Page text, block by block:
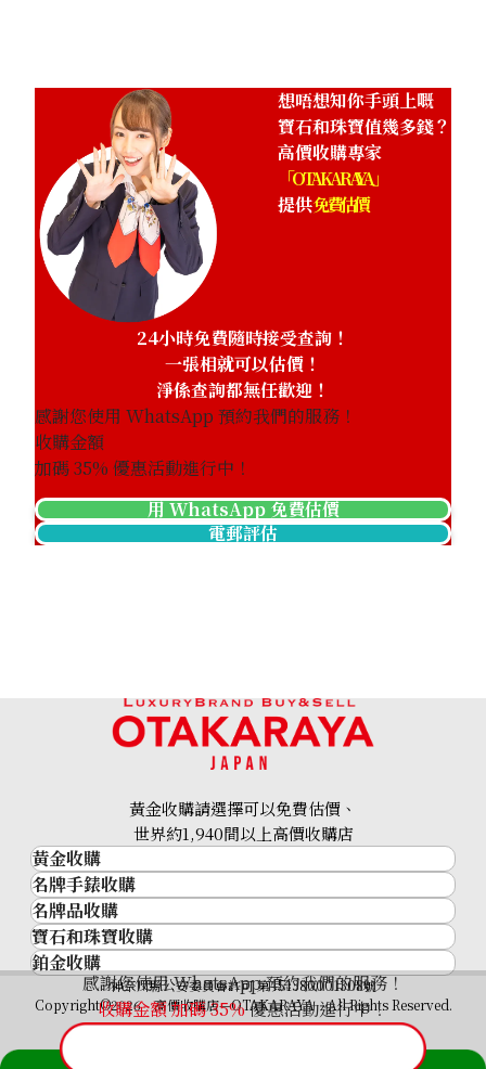
參考回收價
HKD 4,271.67
想唔想知你手頭上嘅
寶石和珠寶值幾多錢？
高價收購專家
「OTAKARAYA」
提供免費估價
24小時免費隨時接受查詢！
一張相就可以估價！
淨係查詢都無任歡迎！
感謝您使用 WhatsApp 預約我們的服務！
收購金額
加碼35% 優惠活動進行中！
用 WhatsApp 免費估價
電郵評估
感謝您使用 WhatsApp 預約我們的服務！
收購金額 加碼35%優惠活動進行中！
黃金收購請選擇可以免費估價、
世界約1,940間以上高價收購店
黃金收購
黃金･金條
金條
金幣及銀幣
過去十年黃金價格
金飾
金戒指
金頸鍊
名牌手錶收購
名牌手錶收購
勞力士 (Rolex)
Patek Philippe
Audemars Piguet
Vacheron Constantin
A. Lange & Söhne
名牌品收購
名牌品收購
HERMES
LOUIS VUITTON
CHANEL
卡地亞（Cartier）
寶石和珠寶收購
寶石和珠寶
祖母綠
藍寶石
鉑金收購
神奈川縣公安委員會許可 第451380001308號
Copyright©2026 高價收購店—OTAKARAYA All Rights Reserved.